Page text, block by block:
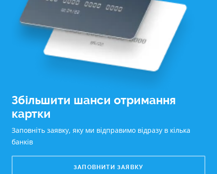
Збільшити шанси отримання
картки
Заповніть заявку, яку ми відправимо відразу в кілька
банків
ЗАПОВНИТИ ЗАЯВКУ